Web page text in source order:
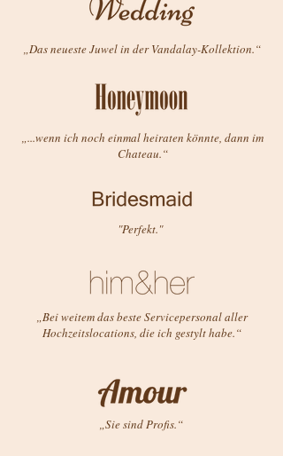
„Das neueste Juwel in der Vandalay-Kollektion.“
„...wenn ich noch einmal heiraten könnte, dann im
Chateau.“
"Perfekt."
„Bei weitem das beste Servicepersonal aller
Hochzeitslocations, die ich gestylt habe.“
„Sie sind Profis.“